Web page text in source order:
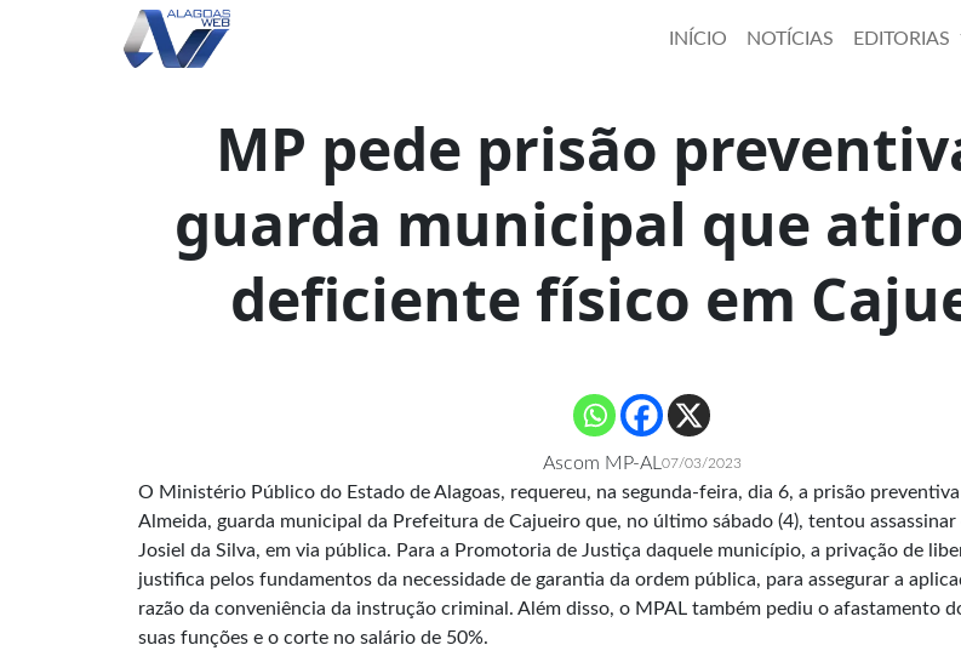
INÍCIO NOTÍCIAS EDITORIAS
MP pede prisão
guarda municipal que
deficiente físico em
Ascom MP-AL 07/03/2023
O Ministério Público do Estado de Alagoas, requereu, na segunda-feira, dia 6, a prisão
Almeida, guarda municipal da Prefeitura de Cajueiro que, no último sábado (4), tentou
Josiel da Silva, em via pública. Para a Promotoria de Justiça daquele município, a privação de
justifica pelos fundamentos da necessidade de garantia da ordem pública, para assegurar a
razão da conveniência da instrução criminal. Além disso, o MPAL também pediu o afastamento
suas funções e o corte no salário de 50%.